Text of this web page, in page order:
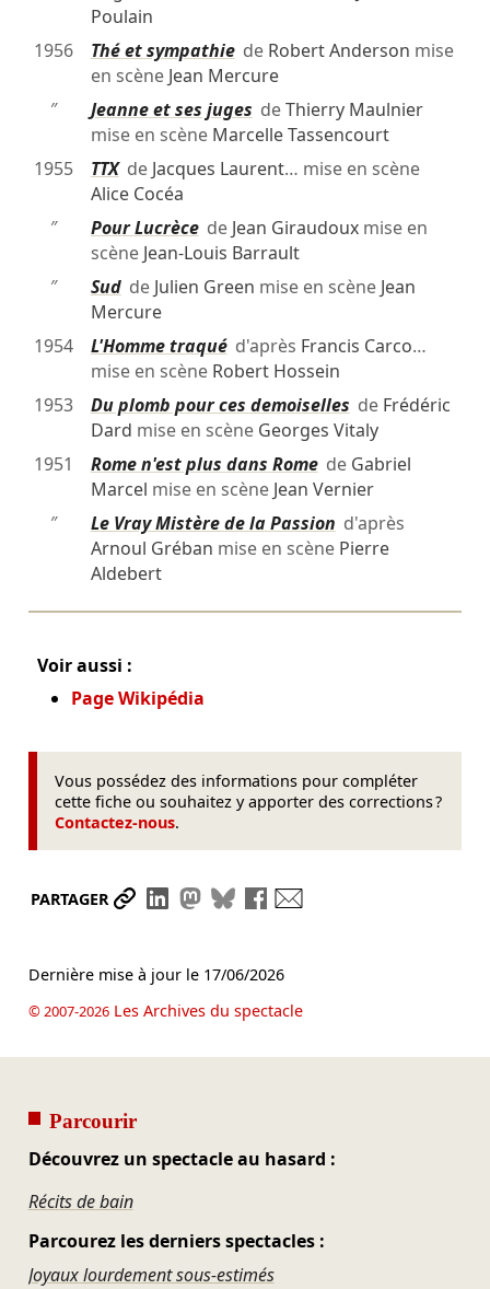
Poulain
1956
Thé et sympathiede Robert Anderson mise
en scène Jean Mercure
″
Jeanne et ses juges deThierry Maulnier
mise en scène Marcelle Tassencourt
1955
TTXde Jacques Laurent… mise en scène
Alice Cocéa
″
Pour Lucrècede Jean Giraudouxmise en
scène Jean-Louis Barrault
″
Sudde Julien Green mise en scène Jean
Mercure
1954
L'Homme traquéd'après Francis Carco…
mise en scène Robert Hossein
1953
Du plomb pour ces demoiselles de Frédéric
Dard mise en scène Georges Vitaly
1951
Rome n'est plus dans Romede Gabriel
Marcel mise en scène Jean Vernier
″
Le Vray Mistère de la Passion d'après
Arnoul Gréban mise en scène Pierre
Aldebert
Voir aussi :
Page Wikipédia
Vous possédez des informations pour compléter
cette fiche ou souhaitez y apporter des corrections ?
Contactez-nous.
PARTAGER Partager le lien
Partager sur LinkedIn
Partager sur Mastodon
Partager sur Bluesky
Partager sur Facebook
Dernière mise à jour le 17/06/2026
© 2007-2026Les Archives du spectacle
Parcourir
Découvrez un spectacle au hasard :
Récits de bain
Parcourez les derniers spectacles :
Joyaux lourdement sous-estimés